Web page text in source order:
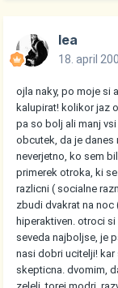
lea
18. april
ojla naky, po moje si
kalupirat! kolikor jaz
pa so bolj ali manj
obcutek, da je
neverjetno, ko sem
primerek otroka, ki
razlicni ( socialne
zbudi dvakrat na noc
hiperaktiven. otroci
seveda najboljse, je
nasi dobri ucitelji!
skepticna. dvomim,